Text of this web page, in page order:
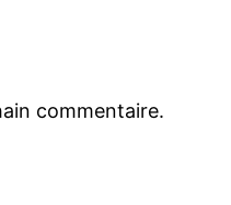
commentaire.